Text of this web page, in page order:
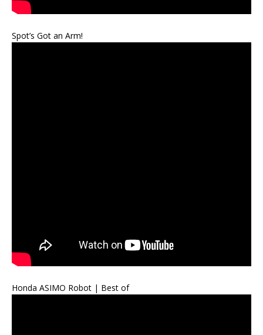
Spot’s Got an Arm!
Honda ASIMO Robot | Best of